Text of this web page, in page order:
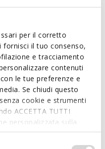
per il corretto
il tuo consenso,
e tracciamento
contenuti
le tue preferenze e
Se chiudi questo
cookie e strumenti
ACCETTA TUTTI
personalizzata sulla
Selezionando
quali cookies ed
cm, W: 15 cm